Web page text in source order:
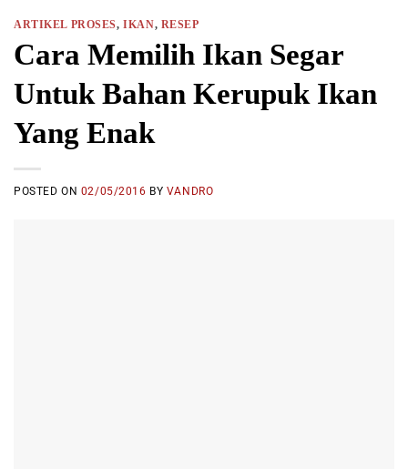
ARTIKEL PROSES,IKAN, RESEP
Cara Memilih Ikan Segar
Untuk Bahan Kerupuk Ikan
Yang Enak
POSTED ON 02/05/2016 BY VANDRO